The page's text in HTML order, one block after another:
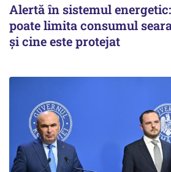
Alertă în sistemul
poate limita consumul
și cine este protejat